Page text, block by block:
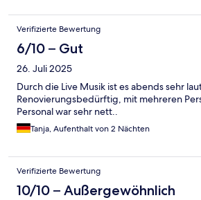
Verifizierte Bewertung
6/10 – Gut
26. Juli 2025
Durch die Live Musik ist es abends sehr
Renovierungsbedürftig, mit mehreren
Personal war sehr nett..
Tanja, Aufenthalt von 2 Nächten
Verifizierte Bewertung
10/10 – Außergewöhnlich